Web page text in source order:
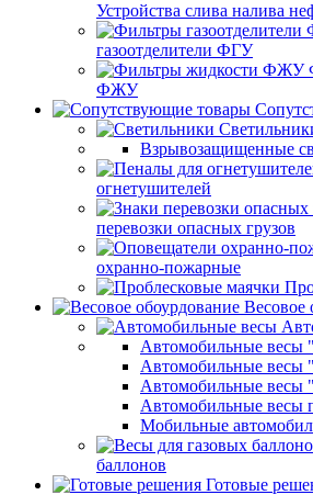
Устройства слива налива
газоотделители ФГУ
ФЖУ
Взрывозащищенные
огнетушителей
перевозки опасных грузов
охранно-пожарные
Весовое
Автомобильные весы
Автомобильные весы
Автомобильные весы
Автомобильные весы
Мобильные
баллонов
Готовые